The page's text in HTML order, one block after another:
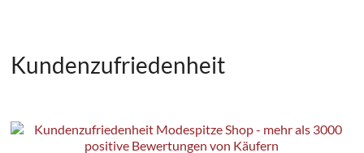
Kundenzufriedenheit